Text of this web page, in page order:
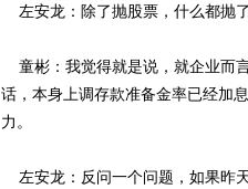
左安龙：除了抛股票，什么都抛
童彬：我觉得就是说，就企业而
话，本身上调存款准备金率已经加
力。
左安龙：反问一个问题，如果昨